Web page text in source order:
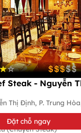
Steak - Nguyễn
Thị Định, P. Trung
(Chuyên Steak)
Đặt chỗ ngay